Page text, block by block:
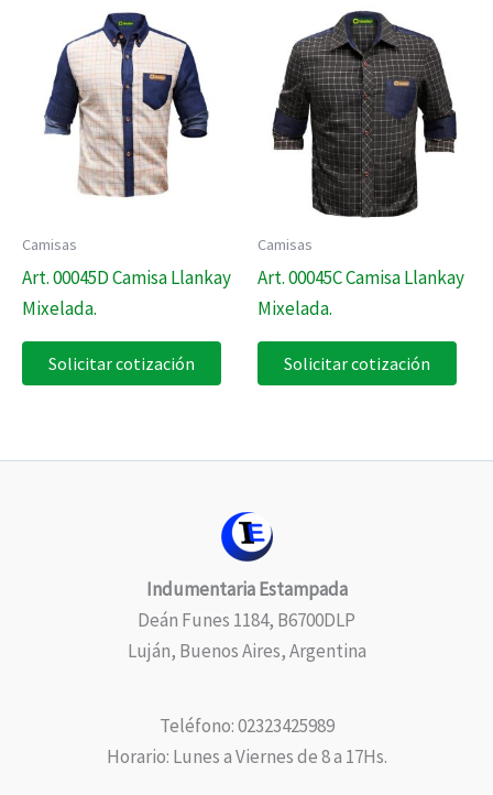
Camisas
Art. 00045D Camisa Llankay
Mixelada.
Solicitar cotización
Camisas
Art. 00045C Camisa Llankay
Mixelada.
Solicitar cotización
Indumentaria Estampada
Deán Funes 1184, B6700DLP
Luján, Buenos Aires, Argentina
Teléfono: 02323425989
Horario: Lunes a Viernes de 8 a 17Hs.